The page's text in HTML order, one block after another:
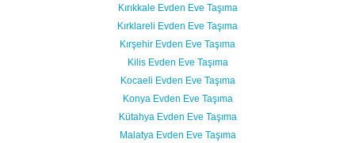
Kırıkkale Evden Eve Taşıma
Kırklareli Evden Eve Taşıma
Kırşehir Evden Eve Taşıma
Kilis Evden Eve Taşıma
Kocaeli Evden Eve Taşıma
Konya Evden Eve Taşıma
Kütahya Evden Eve Taşıma
Malatya Evden Eve Taşıma